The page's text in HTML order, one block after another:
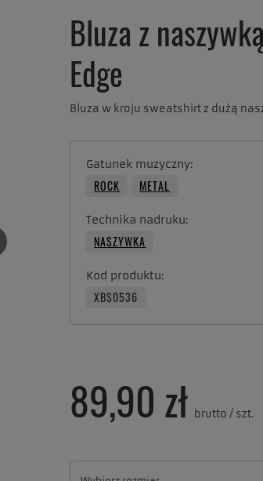
Bluza z
Edge
Bluza w kroju sweatshirt z dużą
Gatunek muzyczny
ROCK METAL
Technika nadruku
NASZYWKA
Kod produktu
XBS0536
89,90 zł brutto / szt.